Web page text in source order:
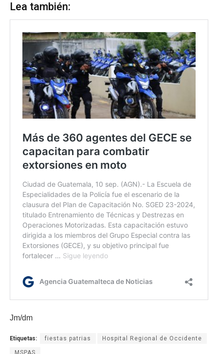
Lea también:
Jm/dm
Etiquetas: fiestas patrias Hospital Regional de Occidente
MSPAS